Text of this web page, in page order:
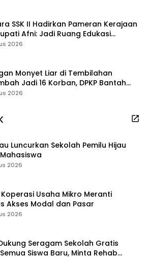
SSK II Hadirkan Pameran Kerajaan
Afni: Jadi Ruang Edukasi
Riau
2026
Monyet Liar di Tembilahan
Jadi 16 Korban, DPKP Bantah
Viral
2026
Luncurkan Sekolah Pemilu Hijau
2026
Usaha Mikro Meranti
Akses Modal dan Pasar
2026
Dukung Seragam Sekolah Gratis
Siswa Baru, Minta Rehab